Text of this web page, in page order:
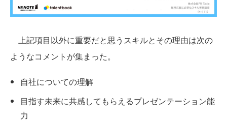
上記項目以外に重要だと思うスキルとその理由は次の
ようなコメントが集まった。
自社についての理解
目指す未来に共感してもらえるプレゼンテーション能
力